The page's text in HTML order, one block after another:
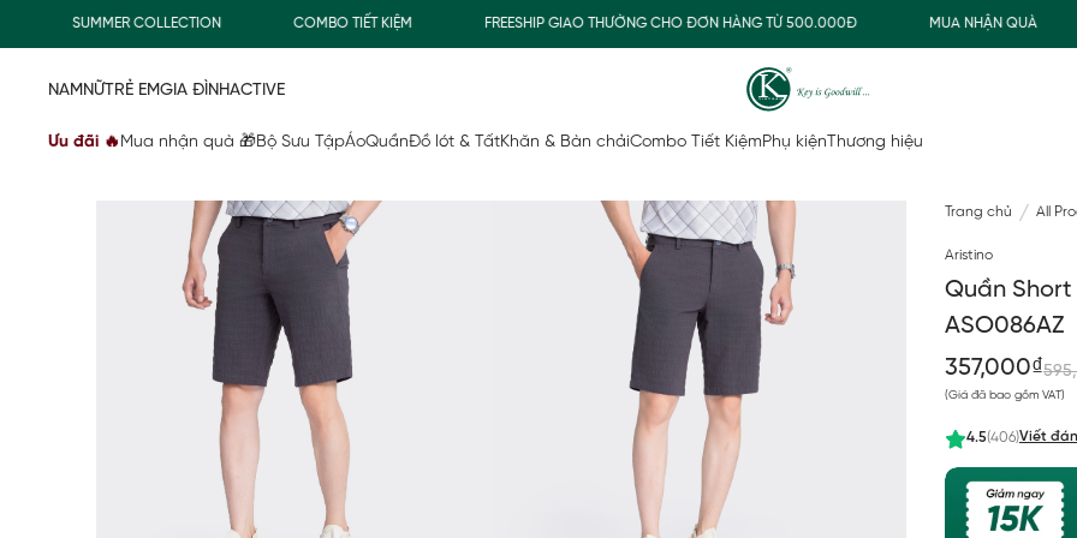
SUMMER COLLECTION COMBO TIẾT KIỆM FREESHIP GIAO THƯỜNG CHO ĐƠN HÀNG TỪ 500.000Đ MUA NHẬN QUÀ
NAMNỮTRẺ EMGIA ĐÌNHACTIVE
Ưu đãi 🔥 Mua nhận quà 🎁Bộ Sưu TậpÁoQuầnĐồ lót & TấtKhăn & Bàn chảiCombo Tiết KiệmPhụ kiện Thương hiệu
Trang chủ All
Aristino
Quần
ASO086AZ
357,000₫
(Giá đã bao gồm VAT)
4.5(406)Viết